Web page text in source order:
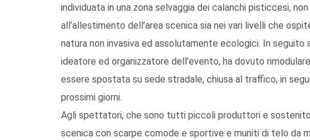
individuata in una zona selvaggia dei calanchi pisticcesi,
all’allestimento dell’area scenica sia nei vari livelli che
natura non invasiva ed assolutamente ecologici. In
ideatore ed organizzatore dell’evento, ha dovuto
essere spostata su sede stradale, chiusa al traffico, in
prossimi giorni.
Agli spettatori, che sono tutti piccoli produttori e
scenica con scarpe comode e sportive e muniti di telo da